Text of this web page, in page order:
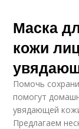
Маска
кожи
Помочь
помогут
увядающей
Предлагаем